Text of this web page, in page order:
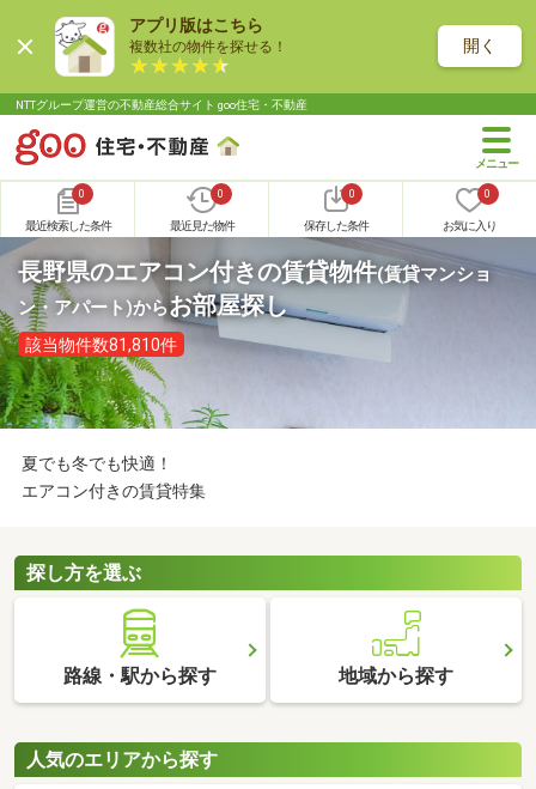
アプリ版はこちら
複数社の物件を探せる！ 開く
NTTグループ運営の不動産総合サイト goo住宅・不動産
0
最近検索した条件
0
最近見た物件
0
保存した条件
0
お気に入り
長野県のエアコン付きの賃貸物件(賃貸マンショ
ン・アパート)からお部屋探し
該当物件数81,810件
夏でも冬でも快適！
エアコン付きの賃貸特集
探し方を選ぶ
路線・駅から探す 地域から探す
人気のエリアから探す